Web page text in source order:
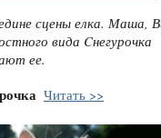
сцены елка. Маша,
вида Cнегурочка
ее.
Читать >>